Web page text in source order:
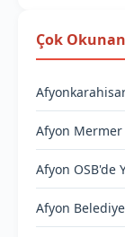
Çok
Afyon Mermer
Afyon OSB'de
Afyon